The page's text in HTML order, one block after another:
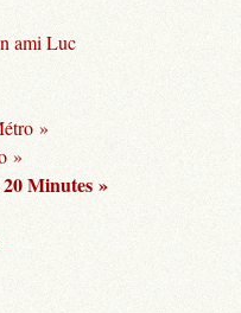
ami Luc
»
»
Minutes »